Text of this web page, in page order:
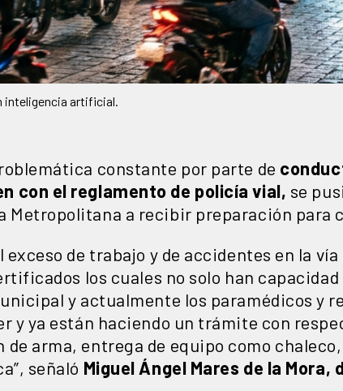
inteligencia artificial.
constante por parte de
con el reglamento de policía vial, se
Metropolitana a recibir preparación para
exceso de trabajo y de accidentes en la
los cuales no solo han
y actualmente los paramédicos y
y ya están haciendo un trámite con
de arma, entrega de equipo como
señaló Miguel Ángel Mares de la